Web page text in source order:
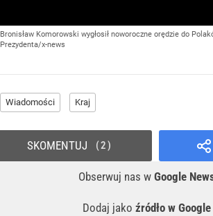
Bronisław Komorowski wygłosił noworoczne orędzie do
Prezydenta/x-news
Wiadomości Kraj
Obserwuj nas w Google
Dodaj jako źródło w Google
SKOMENTUJ 2